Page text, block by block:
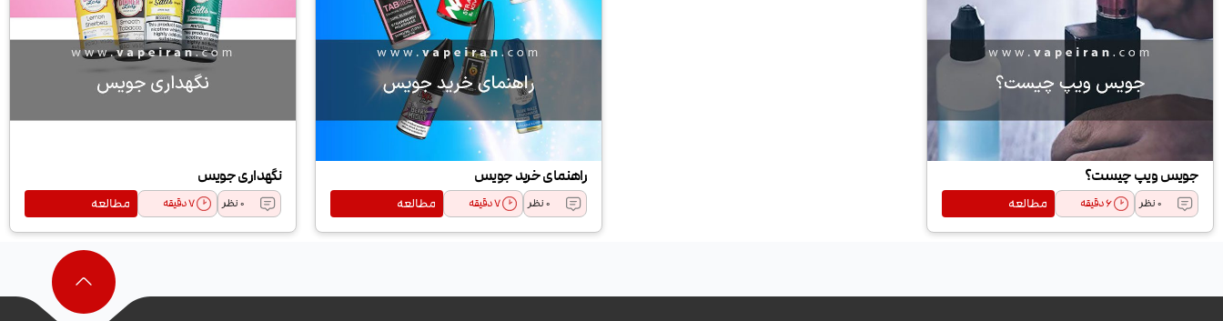
جویس ویپ چیست؟
0 نظر 6دقیقه مطالعه
راهنمای خرید جویس
0 نظر 7دقیقه مطالعه
نگهداری جویس
0 نظر 7دقیقه مطالعه